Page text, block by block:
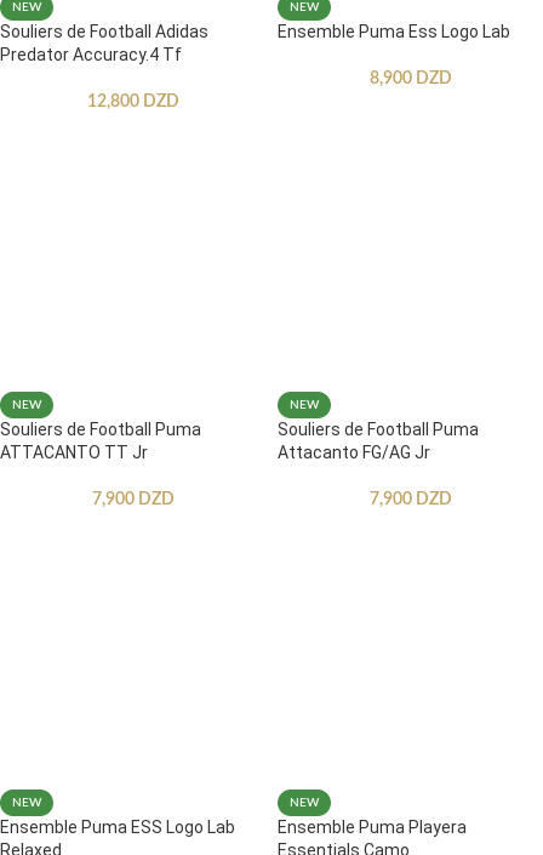
NEW
Souliers de Football Adidas
Predator Accuracy.4 Tf
12,800 DZD
NEW
Ensemble Puma Ess Logo Lab
8,900 DZD
NEW
Souliers de Football Puma
ATTACANTO TT Jr
7,900 DZD
NEW
Souliers de Football Puma
Attacanto FG/AG Jr
7,900 DZD
NEW
Ensemble Puma ESS Logo Lab
Relaxed
NEW
Ensemble Puma Playera
Essentials Camo